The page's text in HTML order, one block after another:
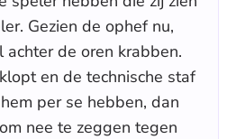
Gezien de ophef nu,
achter de oren krabben.
en de technische staf
per se hebben, dan
nee te zeggen tegen